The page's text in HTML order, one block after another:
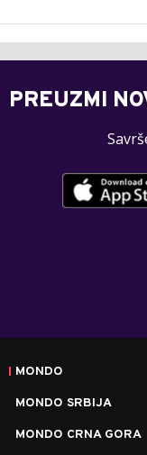
PREUZMI
MONDO
MONDO SRBIJA
MONDO CRNA GORA